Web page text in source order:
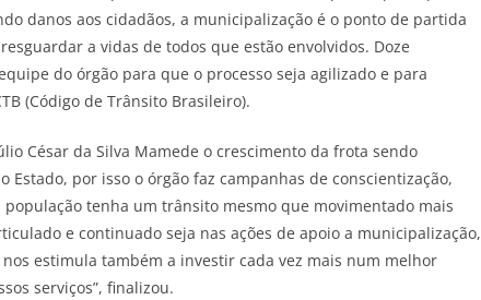
danos aos cidadãos, a municipalização é o ponto de partida
a vidas de todos que estão envolvidos. Doze
do órgão para que o processo seja agilizado e para
(Código de Trânsito Brasileiro).
César da Silva Mamede o crescimento da frota sendo
por isso o órgão faz campanhas de conscientização,
tenha um trânsito mesmo que movimentado mais
e continuado seja nas ações de apoio a municipalização,
estimula também a investir cada vez mais num melhor
serviços”, finalizou.